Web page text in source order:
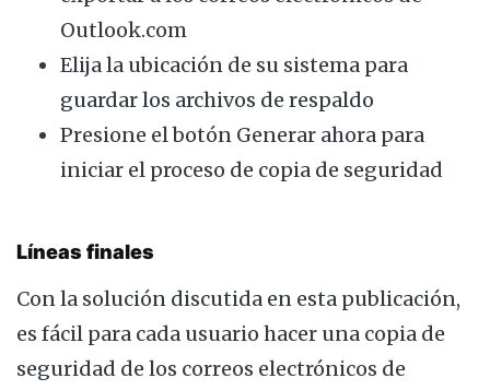
Outlook.com
Elija la ubicación de su sistema para
guardar los archivos de respaldo
Presione el botón Generar ahora para
iniciar el proceso de copia de seguridad
Líneas finales
Con la solución discutida en esta publicación,
es fácil para cada usuario hacer una copia de
seguridad de los correos electrónicos de